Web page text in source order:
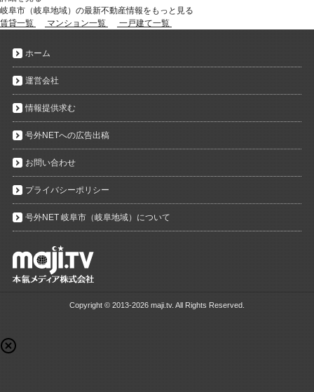
岐阜市（岐阜地域）の最新不動産情報をもっと見る
賃貸一覧
マンション一覧 一戸建て一覧
ホーム
運営会社
情報提供求む
号外NETへの広告出稿
お問い合わせ
プライバシーポリシー
号外NET 岐阜市（岐阜地域）について
Copyright © 2013-2026 maji.tv. All Rights Reserved.